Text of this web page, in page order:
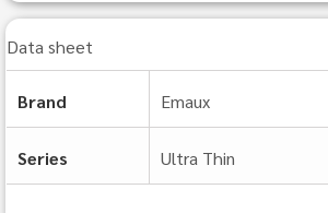
Data sheet
Brand Emaux
Series Ultra Thin